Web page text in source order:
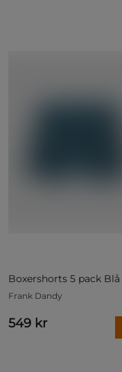
Boxershorts 5 pack Blå
Frank Dandy
549 kr